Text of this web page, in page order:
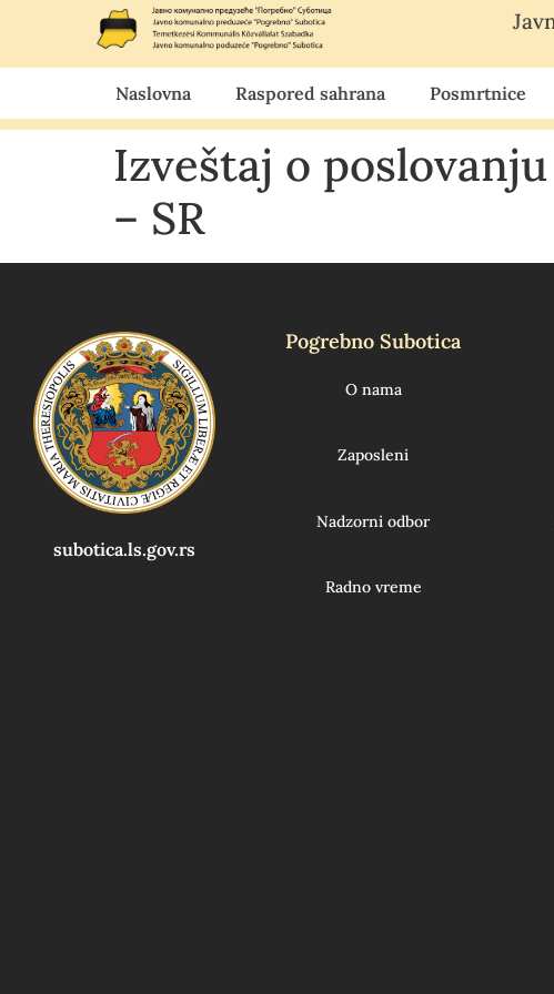
Naslovna Raspored sahrana Posmrtnice
Izveštaj o
– SR
subotica.ls.gov.rs
Pogrebno Subotica
O nama
Zaposleni
Nadzorni odbor
Radno vreme